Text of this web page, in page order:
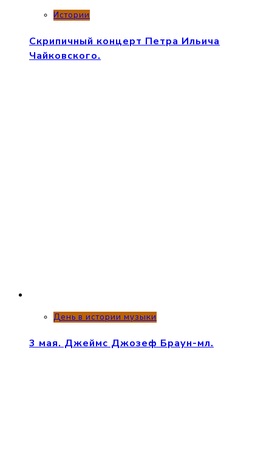
Истории
Скрипичный концерт Петра Ильича
Чайковского.
День в истории музыки
3 мая. Джеймс Джозеф Браун-мл.